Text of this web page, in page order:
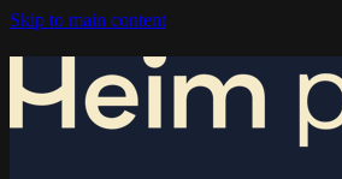
Skip to main content